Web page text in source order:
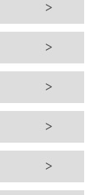
>
>
>
>
>